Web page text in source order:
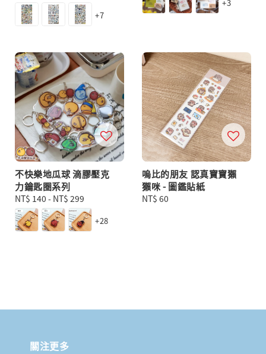
price
+7
+3
不快樂地瓜球 滴膠壓克
力鑰匙圈系列
Regular
price
NT$ 140 - NT$ 299
+28
嗚比的朋友 認真寶寶獺
獺咪 - 圖鑑貼紙
Regular
NT$ 60
關注更多